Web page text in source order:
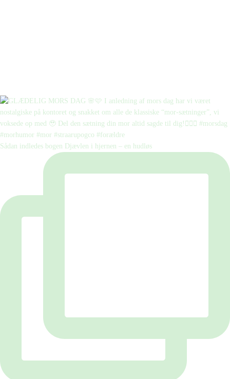
Sådan indledes bogen Djævlen i hjernen – en hudløs